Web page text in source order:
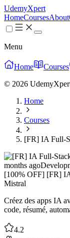
UdemyXpert
HomeCoursesAbout
Menu
Home Courses
© 2026
Home
Courses
[FR] IA Full-
months ago
[100% OFF] [FR]
Mistral
Créez des apps IA
code, résumé,
4.2